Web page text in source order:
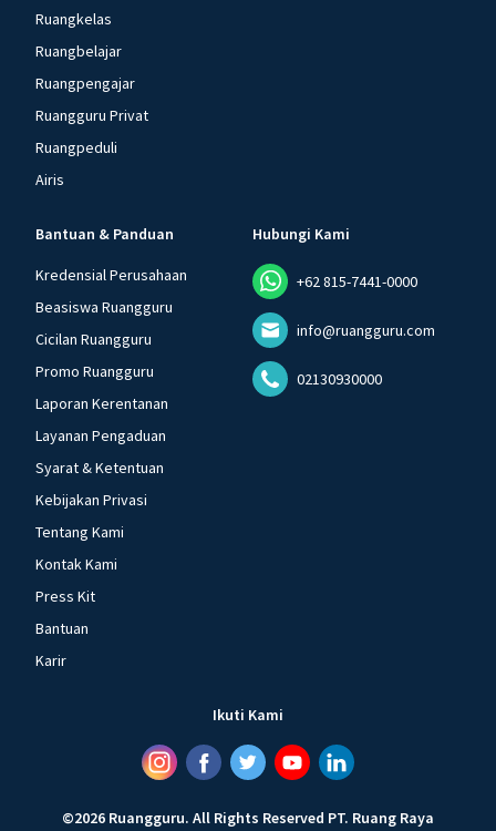
Ruangkelas
Ruangbelajar
Ruangpengajar
Ruangguru Privat
Ruangpeduli
Airis
Bantuan & Panduan
Kredensial Perusahaan
Beasiswa Ruangguru
Cicilan Ruangguru
Promo Ruangguru
Laporan Kerentanan
Layanan Pengaduan
Syarat & Ketentuan
Kebijakan Privasi
Tentang Kami
Kontak Kami
Press Kit
Bantuan
Karir
Hubungi Kami
+62 815-7441-0000
info@ruangguru.com
02130930000
Ikuti Kami
©2026 Ruangguru. All Rights Reserved PT. Ruang Raya